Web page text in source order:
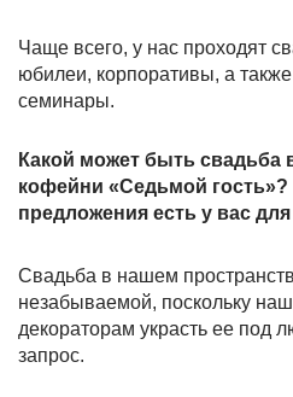
Чаще всего, у нас проходят
юбилеи, корпоративы, а
семинары.
Какой может быть свадьба
кофейни «Седьмой
предложения есть у вас
Свадьба в нашем
незабываемой, поскольку
декораторам украсть ее под
запрос.